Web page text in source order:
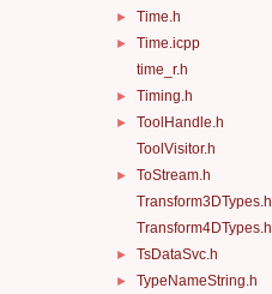
► Time.h
►
Time.icpp
time_r.h
► Timing.h
►
ToolHandle.h
ToolVisitor.h
►
ToStream.h
Transform3DTypes.h
Transform4DTypes.h
► TsDataSvc.h
► TypeNameString.h